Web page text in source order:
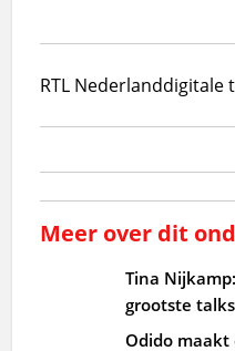
RTL Nederlanddigitale
Meer over dit
Tina
grootste
Odido maakt